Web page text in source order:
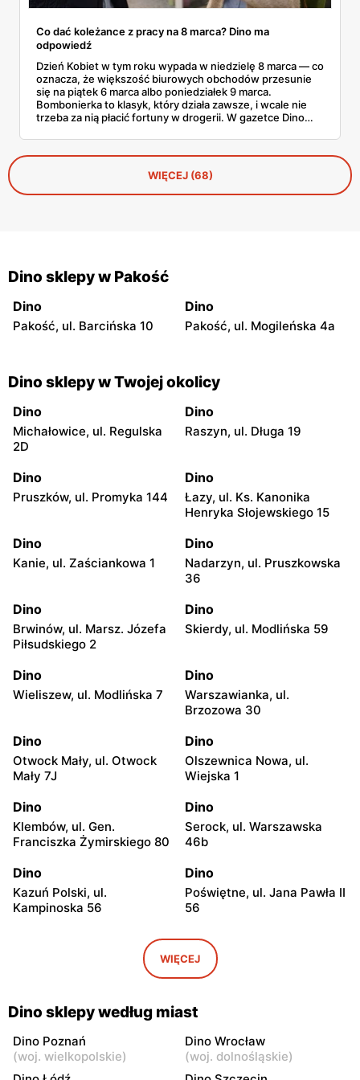
Co dać koleżance z pracy na 8 marca? Dino ma
odpowiedź
Dzień Kobiet w tym roku wypada w niedzielę 8 marca — co
oznacza, że większość biurowych obchodów przesunie
się na piątek 6 marca albo poniedziałek 9 marca.
Bombonierka to klasyk, który działa zawsze, i wcale nie
trzeba za nią płacić fortuny w drogerii. W gazetce Dino
Rocher, Lindora i kilka innych markowych propozycji w
cenach, które robią różnicę. Zdążysz spokojnie — masz
WIĘCEJ (68)
Dino sklepy w Pakość
Dino
Pakość, ul. Barcińska 10
Dino
Pakość, ul. Mogileńska 4a
Dino sklepy w Twojej okolicy
Dino
Michałowice, ul. Regulska
2D
Dino
Raszyn, ul. Długa 19
Dino
Pruszków, ul. Promyka 144
Dino
Łazy, ul. Ks. Kanonika
Henryka Słojewskiego 15
Dino
Kanie, ul. Zaściankowa 1
Dino
Nadarzyn, ul. Pruszkowska
36
Dino
Brwinów, ul. Marsz. Józefa
Piłsudskiego 2
Dino
Skierdy, ul. Modlińska 59
Dino
Wieliszew, ul. Modlińska 7
Dino
Warszawianka, ul.
Brzozowa 30
Dino
Otwock Mały, ul. Otwock
Mały 7J
Dino
Olszewnica Nowa, ul.
Wiejska 1
Dino
Klembów, ul. Gen.
Franciszka Żymirskiego 80
Dino
Serock, ul. Warszawska
46b
Dino
Kazuń Polski, ul.
Kampinoska 56
Dino
Poświętne, ul. Jana Pawła II
56
Dino
Bieniewice, ul. Błońska 52
Dino
Błonie, ul. Nowa Wieś 12c
Dino
Warszawska 49
Dino Dino
WIĘCEJ
Dino sklepy według miast
Dino Poznań
(woj. wielkopolskie)
Dino Wrocław
(woj. dolnośląskie)